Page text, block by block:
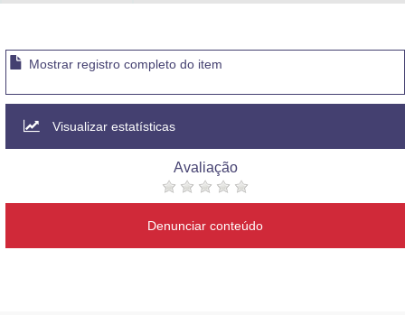
Mostrar registro completo do item
Visualizar estatísticas
Avaliação
Denunciar conteúdo